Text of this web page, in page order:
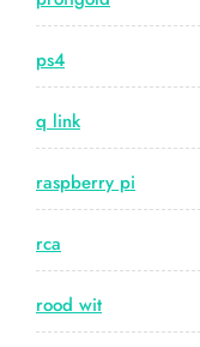
ps4
q link
raspberry pi
rca
rood wit